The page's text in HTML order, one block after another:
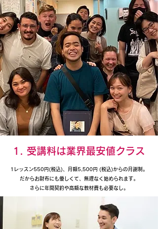
1. 受講料は業界最安値クラス
1レッスン550円(税込)、月額5,500円 (税込)からの月謝制。
だからお財布にも優しくて、無理なく始められます。
さらに年間契約や高額な教材費も必要なし。